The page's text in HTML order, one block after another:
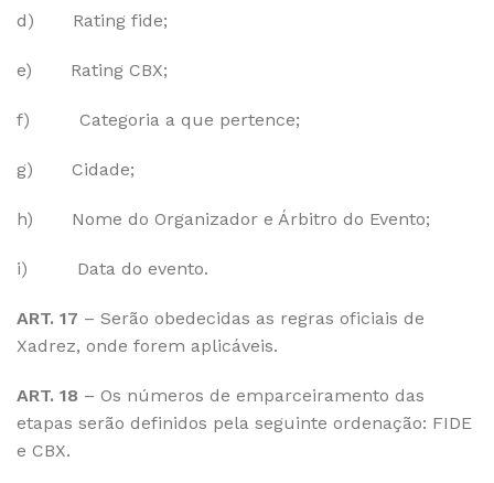
d) Rating fide;
e) Rating CBX;
f) Categoria a que pertence;
g) Cidade;
h) Nome do Organizador e Árbitro do Evento;
i) Data do evento.
ART. 17 – Serão obedecidas as regras oficiais de
Xadrez, onde forem aplicáveis.
ART. 18 – Os números de emparceiramento das
etapas serão definidos pela seguinte ordenação: FIDE
e CBX.